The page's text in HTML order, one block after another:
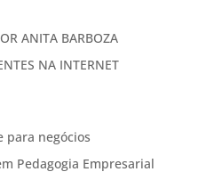
ANITA BARBOZA
NA INTERNET
para negócios
Pedagogia Empresarial